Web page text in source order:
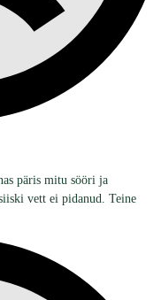
päris mitu sööri ja
vett ei pidanud. Teine